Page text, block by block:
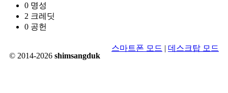
0 명성
2 크레딧
0 공헌
© 2014-2026 shimsangduk
스마트폰 모드 | 데스크탑 모드